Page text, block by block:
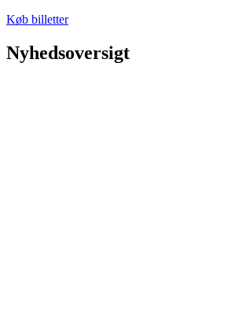
Køb billetter
Nyhedsoversigt